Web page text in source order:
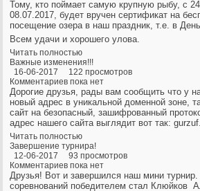
Тому, кто поймает самую крупную рыбу, с
08.07.2017, будет вручен сертификат на
посещение озера в наш праздник, т.е. в
Всем удачи и хорошего улова.
Читать полностью
Важные изменения!!!
16-06-2017 122 просмотров
Комментариев пока нет
Дорогие друзья, рады вам сообщить что у
новый адрес в уникальной доменной зоне,
сайт на безопасный, зашифрованный
адрес нашего сайта выглядит вот так:
Читать полностью
Завершение турнира!
12-06-2017 93 просмотров
Комментариев пока нет
Друзья! Вот и завершился наш мини турнир.
соревнований победителем стал Клюйков